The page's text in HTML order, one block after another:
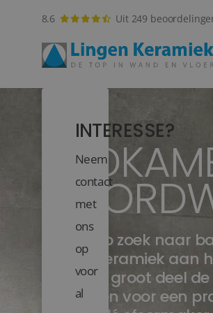
8.6 Uit 249
Bent u op zoek naar
Lingen Keramiek
voor een groot deel
niet alleen voor een
INTERESSE?
Neem
contact
met
ons
op
voor
al